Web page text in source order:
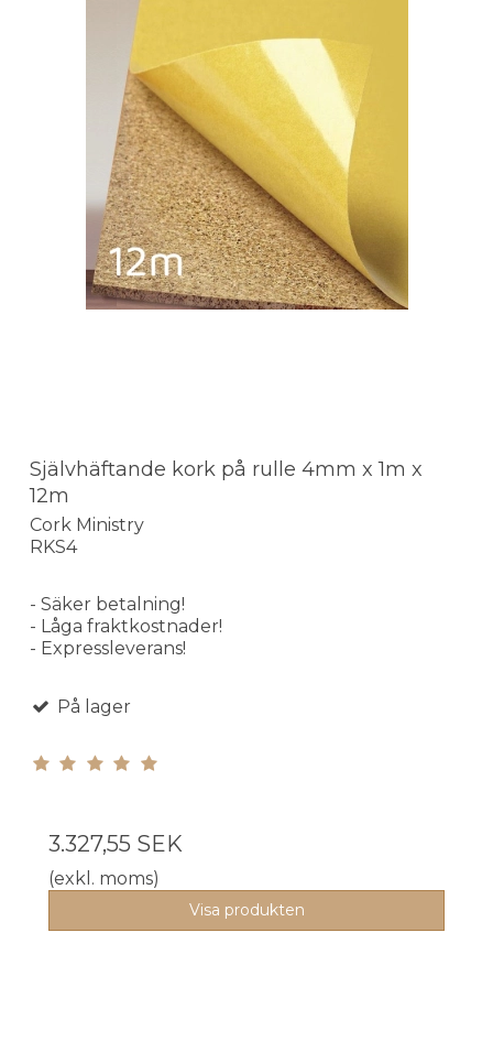
Självhäftande kork på rulle 4mm x 1m x
12m
Cork Ministry
RKS4
- Säker betalning!
- Låga fraktkostnader!
- Expressleverans!
På lager
3.327,55 SEK
(exkl. moms)
Visa produkten